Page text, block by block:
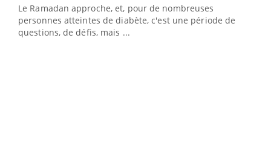
Le Ramadan approche, et, pour de nombreuses
personnes atteintes de diabète, c'est une période de
questions, de défis, mais ...